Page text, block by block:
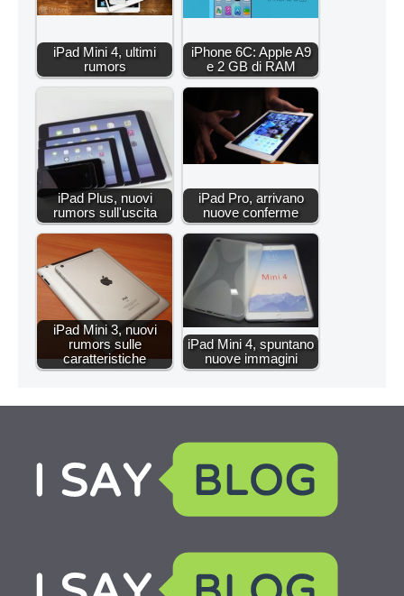
iPad Mini 4, ultimi
rumors
iPhone 6C: Apple A9
e 2 GB di RAM
iPad Plus, nuovi
rumors sull'uscita
iPad Pro, arrivano
nuove conferme
iPad Mini 3, nuovi
rumors sulle
caratteristiche
iPad Mini 4, spuntano
nuove immagini